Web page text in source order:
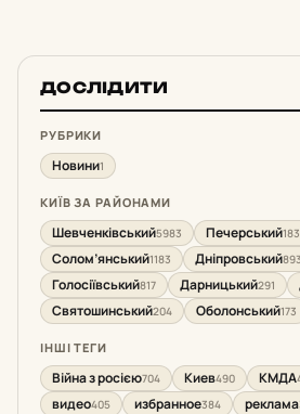
ДОСЛІДИТИ
РУБРИКИ
Новини1
КИЇВ ЗА РАЙОНАМИ
Шевченківський5983 Печерський
Солом’янський1183 Дніпровський893
Голосіївський817 Дарницький291
Святошинський204 Оболонський173
ІНШІ ТЕГИ
Війна з росією704 Киев490 КМДА
видео405 избранное384 реклама